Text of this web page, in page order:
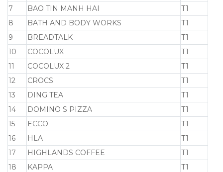
7
BAO TIN MANH HAI
T1
8
BATH AND BODY WORKS
T1
9
BREADTALK
T1
10
COCOLUX
T1
11
COCOLUX 2
T1
12
CROCS
T1
13
DING TEA
T1
14
DOMINO S PIZZA
T1
15
ECCO
T1
16
HLA
T1
17
HIGHLANDS COFFEE
T1
18
KAPPA T1